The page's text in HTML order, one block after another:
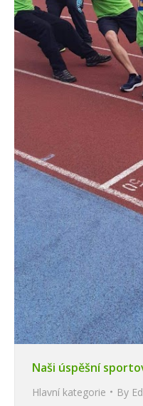
Naši úspěšní
Hlavní kategorie By